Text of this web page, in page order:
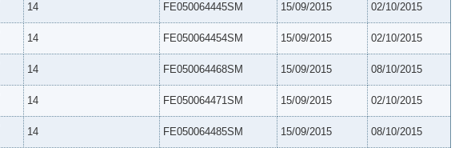
14 FE050064445SM 15/09/2015 02/10/2015
14 FE050064454SM 15/09/2015 02/10/2015
14 FE050064468SM 15/09/2015 08/10/2015
14 FE050064471SM 15/09/2015 02/10/2015
14 FE050064485SM 15/09/2015 08/10/2015